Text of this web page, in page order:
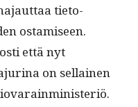
tieto­
ostamiseen.
että nyt
on sel­l­ainen